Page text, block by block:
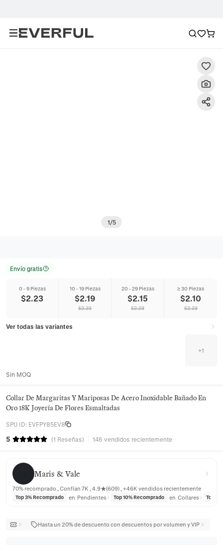
1/5
Envío gratis
0 - 9 Piezas
$2.23
10 - 19 Piezas
$2.19
$2.23
20 - 29 Piezas
$2.15
$2.23
≥ 30 Piezas
$2.10
$2.23
Ver todas las variantes
+1
Sin MOQ
Collar De Margaritas Y Mariposas De Acero Inoxidable Bañado En
Oro 18K Joyería De Flores Esmaltadas
SPU ID: EVFPY85EV8
5 (1 Reseñas) 146 vendidos recientemente
Maris & Vale
Maris & Vale
70% recomprado , Confían 7K , 4.9★(609) , +46K vendidos recientemente
Top 3% Recomprado en Pendientes Top 10% Recomprado en Collares Top
Hasta un 20% de descuento con descuentos por volumen y VIP